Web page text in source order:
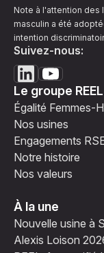
Note à l'attention des
masculin a été
intention
Suivez-nous:
Le groupe REEL
Égalité Femmes-
Nos usines
Engagements
Notre histoire
Nos valeurs
À la une
Nouvelle usine à
Alexis Loison